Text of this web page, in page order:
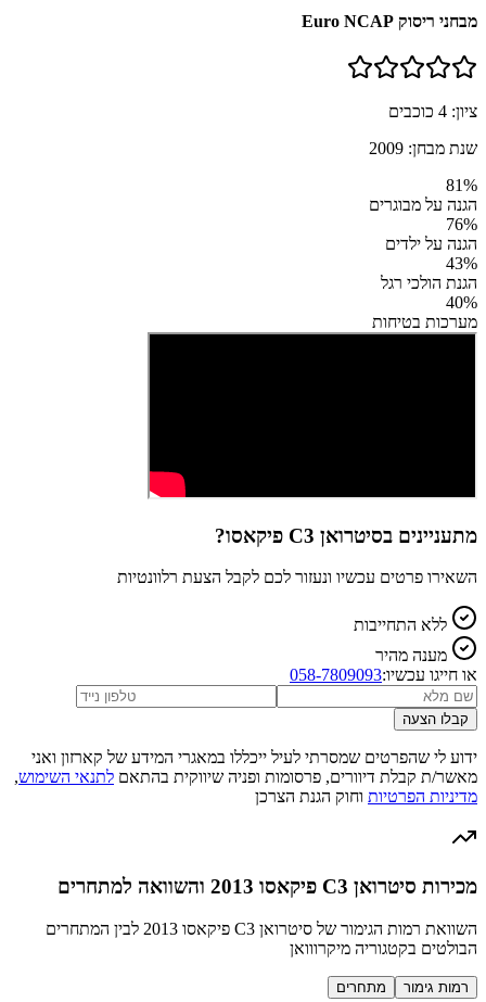
מבחני ריסוק Euro NCAP
ציון: 4 כוכבים
שנת מבחן: 2009
81%
הגנה על מבוגרים
76%
הגנה על ילדים
43%
הגנת הולכי רגל
40%
מערכות בטיחות
מתעניינים בסיטרואן C3 פיקאסו ?
השאירו פרטים עכשיו ונעזור לכם לקבל הצעת רלוונטיות
ללא התחייבות
מענה מהיר
או חייגו עכשיו:058-7809093
קבלו הצעה
ידוע לי שהפרטים שמסרתי לעיל ייכללו במאגרי המידע של קארזון ואני
מאשר/ת קבלת דיוורים, פרסומות ופניה שיווקית בהתאם לתנאי השימוש,
מדיניות הפרטיות וחוק הגנת הצרכן
מכירות סיטרואן C3 פיקאסו 2013 והשוואה למתחרים
השוואת רמות הגימור של סיטרואן C3 פיקאסו 2013 לבין המתחרים
הבולטים בקטגוריה מיקרווואן
רמות גימור מתחרים